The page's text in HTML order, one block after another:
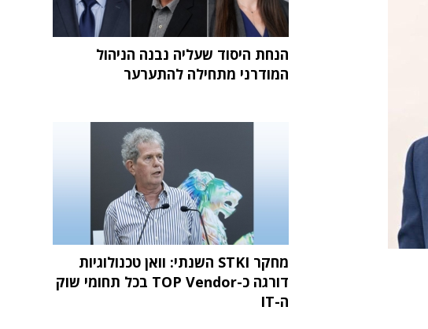
הנחת היסוד שעליה נבנה הניהול
המודרני מתחילה להתערער
מחקר STKI השנתי: וואן טכנולוגיות
דורגה כ-TOP Vendor בכל תחומי שוק
ה-IT